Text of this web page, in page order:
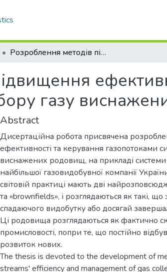
Розроблення методів підвищення ефективності та керування газопотоками систем збору газу виснажених родовищ
газу
Abstract
Дисертаційна робота присвячена
ефективності та керування газопотоками
виснажених родовищ, на прикладі
найбільшої газовидобувної компанії
світовій практиці мають дві
та «brownfields», і розглядаються як такі, що
спадаючого видобутку або досягай
Ці родовища розглядаються як фактично
промисловості, попри те, що постійно
розвиток нових.
The thesis is devoted to the development of
streams' efficiency and management of gas